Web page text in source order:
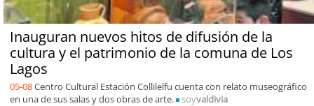
Inauguran nuevos hitos de difusión de la
cultura y el patrimonio de la comuna de Los
Lagos
05-08Centro Cultural Estación Collilelfu cuenta con relato museográfico
en una de sus salas y dos obras de arte.
soyvaldivia